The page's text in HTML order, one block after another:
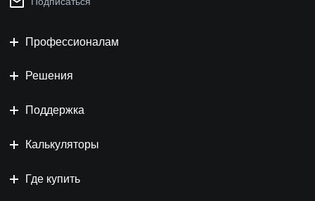
Профессионалам
Решения
Поддержка
Калькуляторы
Где купить